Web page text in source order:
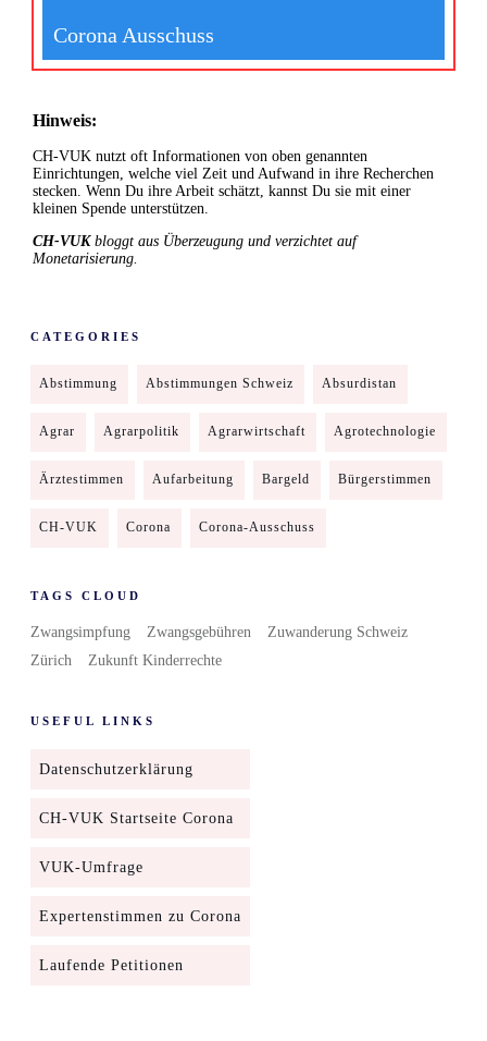
Corona Ausschuss
Hinweis:
CH-VUK nutzt oft Informationen von oben genannten
Einrichtungen, welche viel Zeit und Aufwand in ihre Recherchen
stecken. Wenn Du ihre Arbeit schätzt, kannst Du sie mit einer
kleinen Spende unterstützen.
CH-VUKbloggt aus Überzeugung und verzichtet auf
Monetarisierung.
CATEGORIES
Abstimmung Abstimmungen Schweiz Absurdistan
Agrar Agrarpolitik Agrarwirtschaft Agrotechnologie
Ärztestimmen Aufarbeitung Bargeld Bürgerstimmen
CH-VUK Corona Corona-Ausschuss
TAGS CLOUD
Zwangsimpfung Zwangsgebühren
Zuwanderung Schweiz
Zürich
Zukunft Kinderrechte
USEFUL LINKS
Datenschutzerklärung
CH-VUK Startseite Corona
VUK-Umfrage
Expertenstimmen zu Corona
Laufende Petitionen